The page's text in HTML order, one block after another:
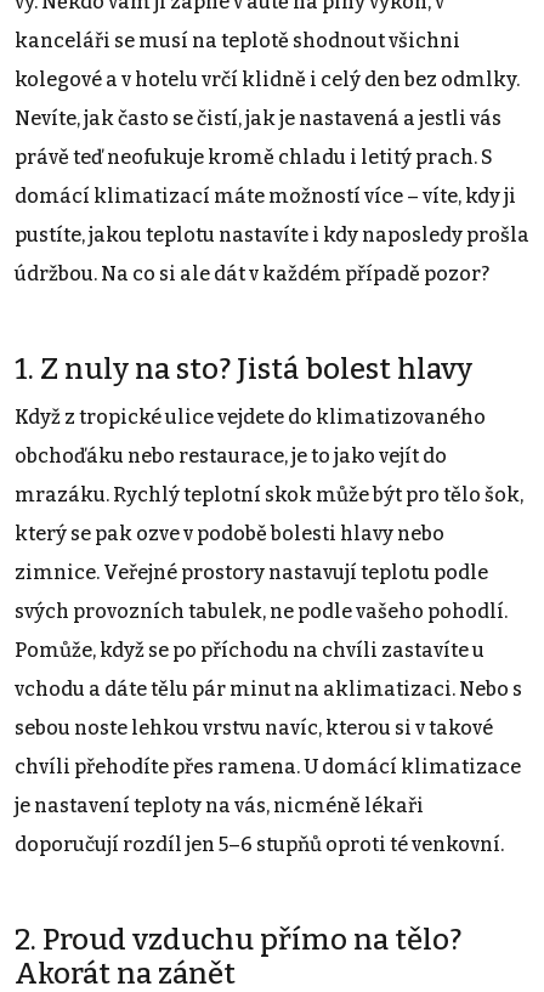
kanceláři se musí na teplotě shodnout všichni
kolegové a v hotelu vrčí klidně i celý den bez odmlky.
Nevíte, jak často se čistí, jak je nastavená a jestli vás
právě teď neofukuje kromě chladu i letitý prach. S
domácí klimatizací máte možností více – víte, kdy ji
pustíte, jakou teplotu nastavíte i kdy naposledy prošla
údržbou. Na co si ale dát v každém případě pozor?
1. Z nuly na sto? Jistá bolest hlavy
Když z tropické ulice vejdete do klimatizovaného
obchoďáku nebo restaurace, je to jako vejít do
mrazáku. Rychlý teplotní skok může být pro tělo šok,
který se pak ozve v podobě bolesti hlavy nebo
zimnice. Veřejné prostory nastavují teplotu podle
svých provozních tabulek, ne podle vašeho pohodlí.
Pomůže, když se po příchodu na chvíli zastavíte u
vchodu a dáte tělu pár minut na aklimatizaci. Nebo s
sebou noste lehkou vrstvu navíc, kterou si v takové
chvíli přehodíte přes ramena. U domácí klimatizace
je nastavení teploty na vás, nicméně lékaři
doporučují rozdíl jen 5–6 stupňů oproti té venkovní.
2. Proud vzduchu přímo na tělo?
Akorát na zánět